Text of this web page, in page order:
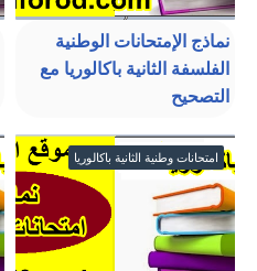
نماذج الإمتحانات الوطنية
الفلسفة الثانية باكالوريا مع
التصحيح
امتحانات وطنية الثانية باكالوريا